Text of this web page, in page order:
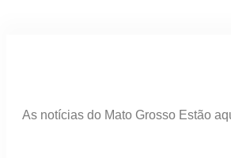
As notícias do Mato Grosso Estão